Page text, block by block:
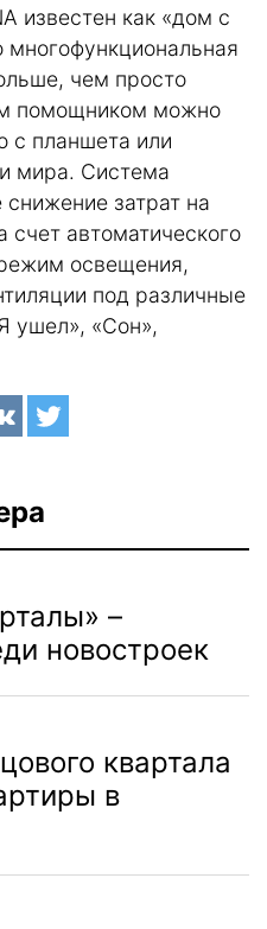
известен как «дом с
многофункциональная
чем просто
помощником можно
с планшета или
мира. Система
снижение затрат на
автоматического
освещения,
под различные
ушел», «Сон»,
–
новостроек
квартала
в